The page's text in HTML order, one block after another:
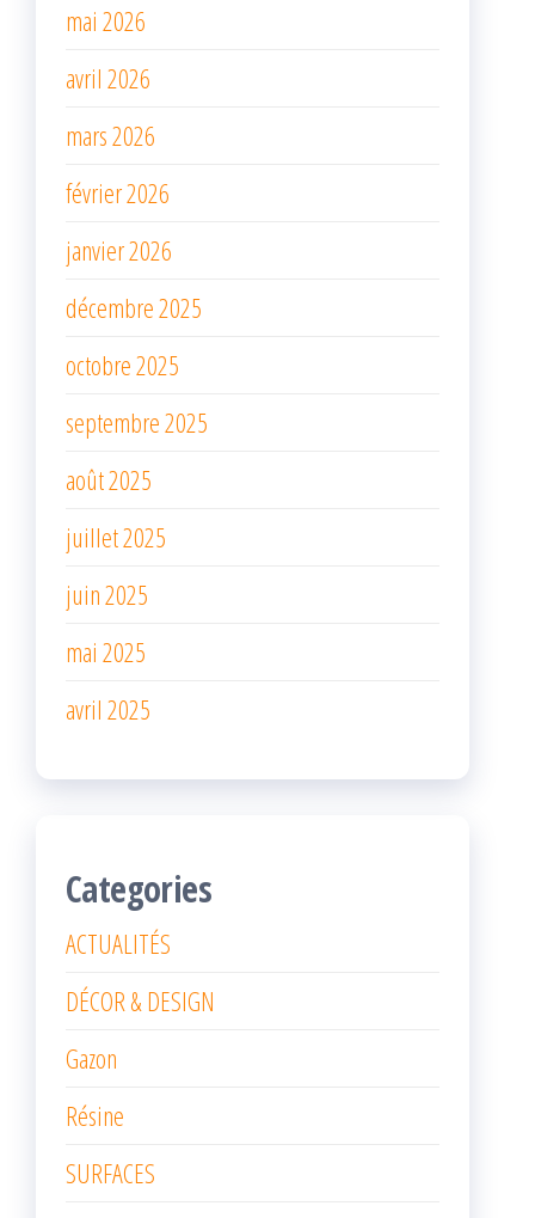
mai 2026
avril 2026
mars 2026
février 2026
janvier 2026
décembre 2025
octobre 2025
septembre 2025
août 2025
juillet 2025
juin 2025
mai 2025
avril 2025
Categories
ACTUALITÉS
DÉCOR & DESIGN
Gazon
Résine
SURFACES